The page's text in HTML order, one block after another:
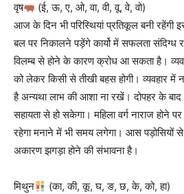
वृष
(ई, ऊ, ए, ओ, वा, वी, वू, वे, वो)
आज के दिन भी परिस्थियां प्रतिकूल बनी रहेंगी
बल पर निकालने पड़ेंगे कार्यो में सफलता संदिग्ध
विलम्ब से होने के कारण क्रोध आ सकता है।
को लेकर किसी से तीखी बहस होगी। व्यवहार
है अन्यथा लाभ की आशा ना रखें। दोपहर के बाद
सहायता से हो सकेगा। महिला वर्ग नाराज होने
रहेगा मनाने में भी समय लगेगा। आस पड़ोसियों से
अकारण झगड़ा होने की संभावना है।
मिथुन
(का, की, कू, घ, ङ, छ, के, को, हा)